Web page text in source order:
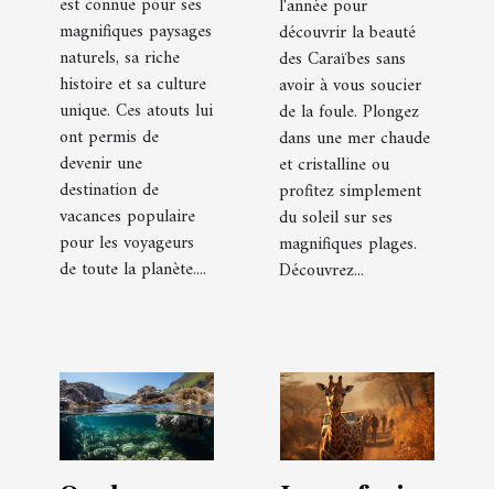
magnifiques paysages
naturels, sa riche
histoire et sa culture
unique. Ces atouts lui
ont permis de
devenir une
destination de
vacances populaire
pour les voyageurs
de toute la planète....
l'année pour
découvrir la beauté
des Caraïbes sans
avoir à vous soucier
de la foule. Plongez
dans une mer chaude
et cristalline ou
profitez simplement
du soleil sur ses
magnifiques plages.
Découvrez...